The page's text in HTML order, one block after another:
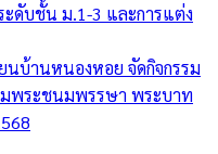
ะดับชั้น ม.1-3 และการแต่ง
นบ้านหนองหอย จัดกิจกรรม
มพระชนมพรรษา พระบาท